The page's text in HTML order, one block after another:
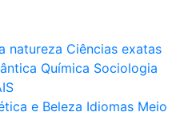
natureza Ciências exatas
Química Sociologia
e Beleza Idiomas Meio